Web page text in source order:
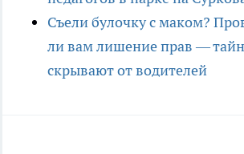
Съели булочку с маком?
ли вам лишение прав —
скрывают от водителей